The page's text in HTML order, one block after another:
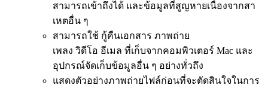
สามารถเข้าถึงได้ และข้อมูลที่สูญหายเนื่องจากสา
เหตอื่น ๆ
สามารถใช้ กู้คืนเอกสาร ภาพถ่าย
เพลง วิดีโอ อีเมล ที่เก็บจากคอมพิวเตอร์ Mac และ
อุปกรณ์จัดเก็บข้อมูลอื่น ๆ อย่างทั่วถึง
แสดงตัวอย่างภาพถ่ายไฟล์ก่อนที่จะตัดสินใจในการ